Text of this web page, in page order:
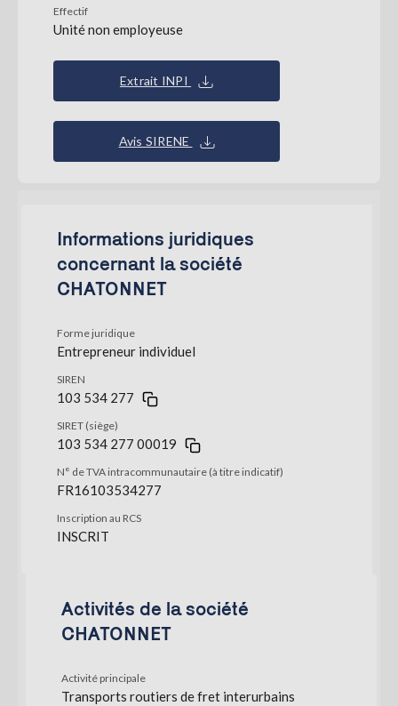
Effectif
Unité non employeuse
Extrait INPI
Avis SIRENE
Informations juridiques
concernant la société
CHATONNET
Forme juridique
Entrepreneur individuel
SIREN
103 534 277
SIRET (siège)
103 534 277 00019
N° de TVA intracommunautaire (à titre indicatif)
FR16103534277
Inscription au RCS
INSCRIT
Activités de la société
CHATONNET
Activité principale
Transports routiers de fret interurbains